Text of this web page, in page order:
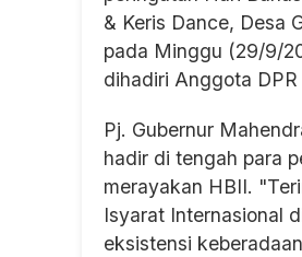
& Keris Dance, Desa
pada Minggu (29/9/
dihadiri Anggota
Pj. Gubernur
hadir di tengah para
merayakan HBII.
Isyarat Internasional
eksistensi